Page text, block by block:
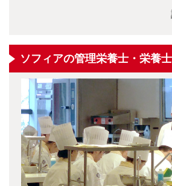
ソフィアの管理栄養士・栄養士